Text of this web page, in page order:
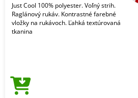
Just Cool 100% polyester. Voľný strih.
Raglánový rukáv. Kontrastné farebné
vložky na rukávoch. Ľahká textúrovaná
tkanina